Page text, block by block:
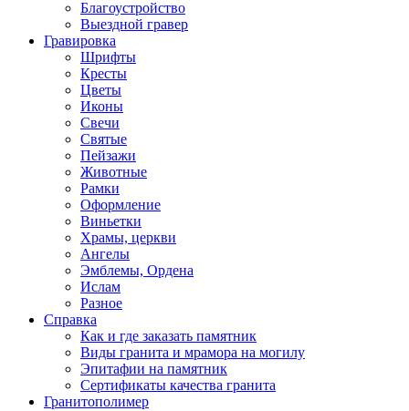
Благоустройство
Выездной гравер
Гравировка
Шрифты
Кресты
Цветы
Иконы
Свечи
Святые
Пейзажи
Животные
Рамки
Оформление
Виньетки
Храмы, церкви
Ангелы
Эмблемы, Ордена
Ислам
Разное
Справка
Как и где заказать памятник
Виды гранита и мрамора на могилу
Эпитафии на памятник
Сертификаты качества гранита
Гранитополимер